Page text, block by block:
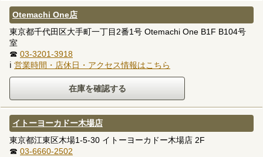
Otemachi One店
東京都千代田区大手町一丁目2番1号 Otemachi One B1F B104号
室
☎ 03-3201-3918
ℹ 営業時間・店休日・アクセス情報はこちら
イトーヨーカドー木場店
東京都江東区木場1-5-30 イトーヨーカドー木場店 2F
☎ 03-6660-2502